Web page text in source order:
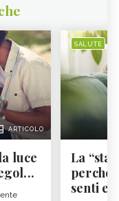
ARTICOLO
luce
SALUTE
La
perché
senti